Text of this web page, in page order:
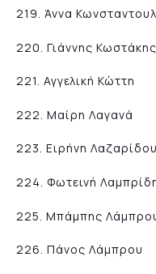
219. Άννα
220. Γιάννης Κωστάκης
221. Αγγελική Κώττη
222. Μαίρη Λαγανά
223. Ειρήνη Λαζαρίδου
224. Φωτεινή
225. Μπάμπης
226. Πάνος Λάμπρου